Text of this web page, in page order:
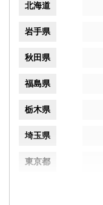
北海道
岩手県
秋田県
福島県
栃木県
埼玉県
東京都